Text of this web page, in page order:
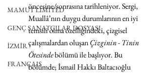
MAMUT LIMITED
GENÇ SANATÇILAR DOSYASI
İZMİR
FRANÇAIS
öncesine/sonrasına tarihleniyor. Sergi,
Muallâ’nın duygu durumlarının en iyi
temsili olma özelliğindeki, çizgisel
çalışmalardan oluşan Çizginin - Tinin
Ötesinde bölümü ile başlıyor. Bu
bölümde; İsmail Hakkı Baltacıoğlu